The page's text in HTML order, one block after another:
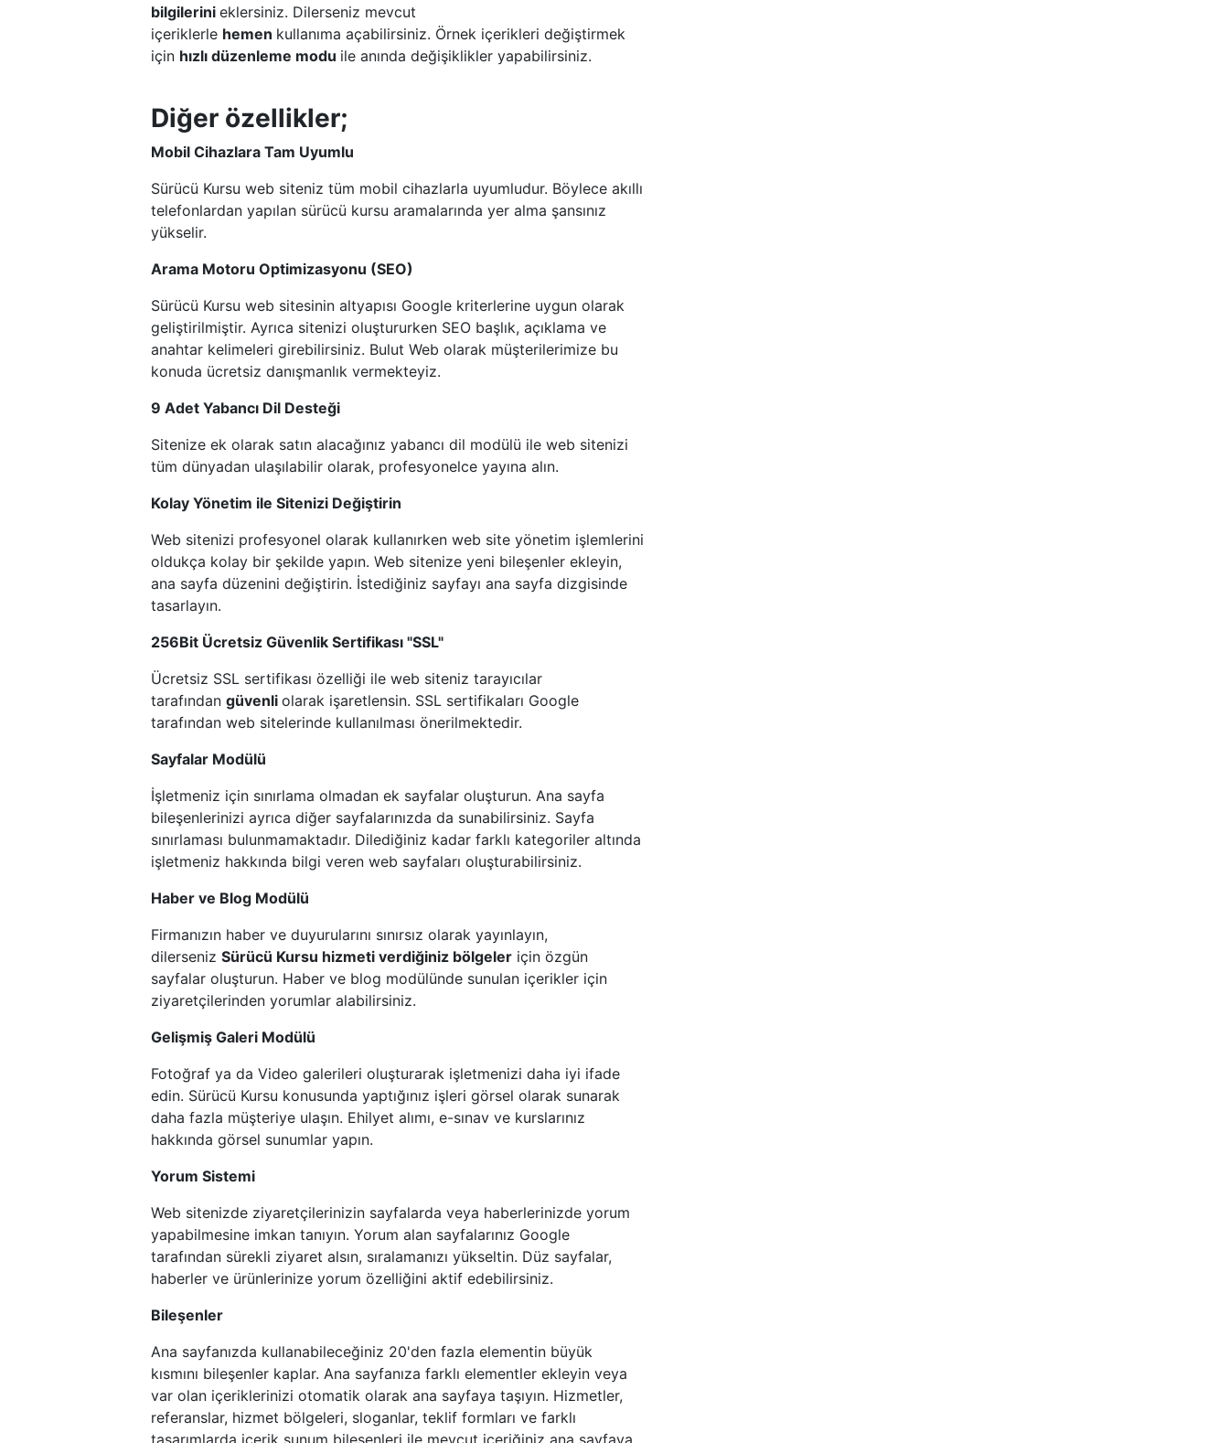
bilgilerini eklersiniz. Dilerseniz mevcut
içeriklerle hemen kullanıma açabilirsiniz. Örnek içerikleri değiştirmek
için hızlı düzenleme modu ile anında değişiklikler yapabilirsiniz.
Diğer özellikler;
Mobil Cihazlara Tam Uyumlu
Sürücü Kursu web siteniz tüm mobil cihazlarla uyumludur. Böylece akıllı
telefonlardan yapılan sürücü kursu aramalarında yer alma şansınız
yükselir.
Arama Motoru Optimizasyonu (SEO)
Sürücü Kursu web sitesinin altyapısı Google kriterlerine uygun olarak
geliştirilmiştir. Ayrıca sitenizi oluştururken SEO başlık, açıklama ve
anahtar kelimeleri girebilirsiniz. Bulut Web olarak müşterilerimize bu
konuda ücretsiz danışmanlık vermekteyiz.
9 Adet Yabancı Dil Desteği
Sitenize ek olarak satın alacağınız yabancı dil modülü ile web sitenizi
tüm dünyadan ulaşılabilir olarak, profesyonelce yayına alın.
Kolay Yönetim ile Sitenizi Değiştirin
Web sitenizi profesyonel olarak kullanırken web site yönetim işlemlerini
oldukça kolay bir şekilde yapın. Web sitenize yeni bileşenler ekleyin,
ana sayfa düzenini değiştirin. İstediğiniz sayfayı ana sayfa dizgisinde
tasarlayın.
256Bit Ücretsiz Güvenlik Sertifikası "SSL"
Ücretsiz SSL sertifikası özelliği ile web siteniz tarayıcılar
tarafından güvenli olarak işaretlensin. SSL sertifikaları Google
tarafından web sitelerinde kullanılması önerilmektedir.
Sayfalar Modülü
İşletmeniz için sınırlama olmadan ek sayfalar oluşturun. Ana sayfa
bileşenlerinizi ayrıca diğer sayfalarınızda da sunabilirsiniz. Sayfa
sınırlaması bulunmamaktadır. Dilediğiniz kadar farklı kategoriler altında
işletmeniz hakkında bilgi veren web sayfaları oluşturabilirsiniz.
Haber ve Blog Modülü
Firmanızın haber ve duyurularını sınırsız olarak yayınlayın,
dilerseniz Sürücü Kursu hizmeti verdiğiniz bölgeler için özgün
sayfalar oluşturun. Haber ve blog modülünde sunulan içerikler için
ziyaretçilerinden yorumlar alabilirsiniz.
Gelişmiş Galeri Modülü
Fotoğraf ya da Video galerileri oluşturarak işletmenizi daha iyi ifade
edin. Sürücü Kursu konusunda yaptığınız işleri görsel olarak sunarak
daha fazla müşteriye ulaşın. Ehilyet alımı, e-sınav ve kurslarınız
hakkında görsel sunumlar yapın.
Yorum Sistemi
Web sitenizde ziyaretçilerinizin sayfalarda veya haberlerinizde yorum
yapabilmesine imkan tanıyın. Yorum alan sayfalarınız Google
tarafından sürekli ziyaret alsın, sıralamanızı yükseltin. Düz sayfalar,
haberler ve ürünlerinize yorum özelliğini aktif edebilirsiniz.
Bileşenler
Ana sayfanızda kullanabileceğiniz 20'den fazla elementin büyük
kısmını bileşenler kaplar. Ana sayfanıza farklı elementler ekleyin veya
var olan içeriklerinizi otomatik olarak ana sayfaya taşıyın. Hizmetler,
referanslar, hizmet bölgeleri, sloganlar, teklif formları ve farklı
tasarımlarda içerik sunum bileşenleri ile mevcut içeriğiniz ana sayfaya